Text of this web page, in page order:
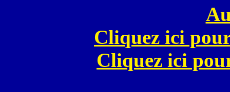
Cliquez ici
Cliquez ici